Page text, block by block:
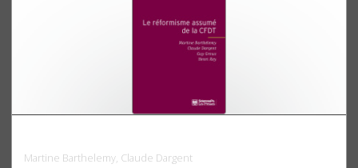
Martine Barthelemy, Claude Dargent